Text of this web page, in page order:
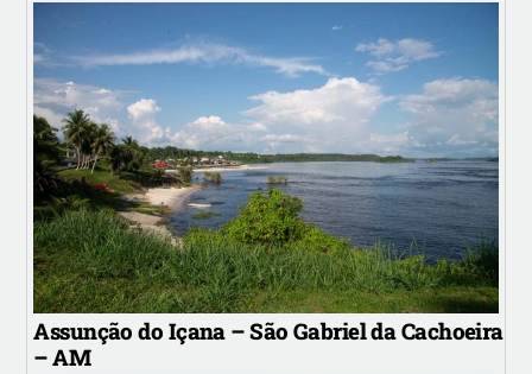
Assunção do Içana – São Gabriel da Cachoeira
– AM